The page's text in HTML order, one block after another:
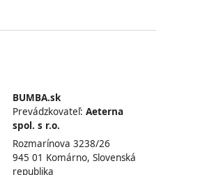
BUMBA.sk
Prevádzkovateľ:Aeterna
spol. s r.o.
Rozmarínova 3238/26
945 01 Komárno, Slovenská
republika